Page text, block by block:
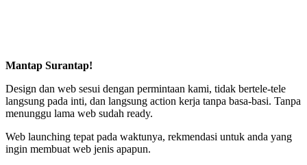
Mantap Surantap!
Design dan web sesui dengan permintaan kami, tidak bertele-tele
langsung pada inti, dan langsung action kerja tanpa basa-basi. Tanpa
menunggu lama web sudah ready.
Web launching tepat pada waktunya, rekmendasi untuk anda yang
ingin membuat web jenis apapun.